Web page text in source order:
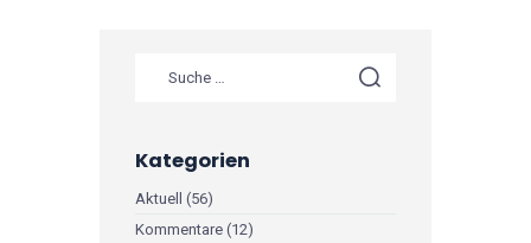
Kategorien
Aktuell (56)
Kommentare (12)